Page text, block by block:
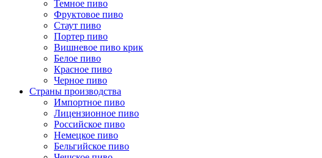
Темное пиво
Фруктовое пиво
Стаут пиво
Портер пиво
Вишневое пиво крик
Белое пиво
Красное пиво
Черное пиво
Страны производства
Импортное пиво
Лицензионное пиво
Российское пиво
Немецкое пиво
Бельгийское пиво